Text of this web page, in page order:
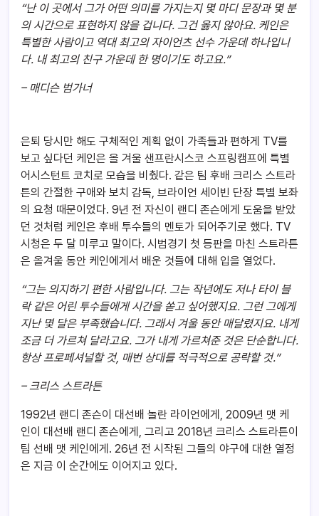
“난 이 곳에서 그가 어떤 의미를 가지는지 몇 마디 문장과 몇 분
의 시간으로 표현하지 않을 겁니다. 그건 옳지 않아요. 케인은
특별한 사람이고 역대 최고의 자이언츠 선수 가운데 하나입니
다. 내 최고의 친구 가운데 한 명이기도 하고요.”
– 매디슨 범가너
은퇴 당시만 해도 구체적인 계획 없이 가족들과 편하게 TV를
보고 싶다던 케인은 올 겨울 샌프란시스코 스프링캠프에 특별
어시스턴트 코치로 모습을 비췄다. 같은 팀 후배 크리스 스트라
튼의 간절한 구애와 보치 감독, 브라이언 세이빈 단장 특별 보좌
의 요청 때문이었다. 9년 전 자신이 랜디 존슨에게 도움을 받았
던 것처럼 케인은 후배 투수들의 멘토가 되어주기로 했다. TV
시청은 두 달 미루고 말이다. 시범경기 첫 등판을 마친 스트라튼
은 올겨울 동안 케인에게서 배운 것들에 대해 입을 열었다.
“그는 의지하기 편한 사람입니다. 그는 작년에도 저나 타이 블
락 같은 어린 투수들에게 시간을 쏟고 싶어했지요. 그런 그에게
지난 몇 달은 부족했습니다. 그래서 겨울 동안 매달렸지요. 내게
조금 더 가르쳐 달라고요. 그가 내게 가르쳐준 것은 단순합니다.
항상 프로페셔널할 것, 매번 상대를 적극적으로 공략할 것.”
– 크리스 스트라튼
1992년 랜디 존슨이 대선배 놀란 라이언에게, 2009년 맷 케
인이 대선배 랜디 존슨에게, 그리고 2018년 크리스 스트라튼이
팀 선배 맷 케인에게. 26년 전 시작된 그들의 야구에 대한 열정
은 지금 이 순간에도 이어지고 있다.